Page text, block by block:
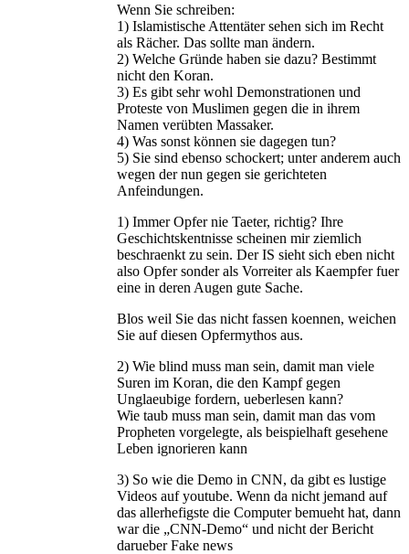
Wenn Sie schreiben:
1) Islamistische Attentäter sehen sich im Recht
als Rächer. Das sollte man ändern.
2) Welche Gründe haben sie dazu? Bestimmt
nicht den Koran.
3) Es gibt sehr wohl Demonstrationen und
Proteste von Muslimen gegen die in ihrem
Namen verübten Massaker.
4) Was sonst können sie dagegen tun?
5) Sie sind ebenso schockert; unter anderem auch
wegen der nun gegen sie gerichteten
Anfeindungen.
1) Immer Opfer nie Taeter, richtig? Ihre
Geschichtskentnisse scheinen mir ziemlich
beschraenkt zu sein. Der IS sieht sich eben nicht
also Opfer sonder als Vorreiter als Kaempfer fuer
eine in deren Augen gute Sache.
Blos weil Sie das nicht fassen koennen, weichen
Sie auf diesen Opfermythos aus.
2) Wie blind muss man sein, damit man viele
Suren im Koran, die den Kampf gegen
Unglaeubige fordern, ueberlesen kann?
Wie taub muss man sein, damit man das vom
Propheten vorgelegte, als beispielhaft gesehene
Leben ignorieren kann
3) So wie die Demo in CNN, da gibt es lustige
Videos auf youtube. Wenn da nicht jemand auf
das allerhefigste die Computer bemueht hat, dann
war die „CNN-Demo“ und nicht der Bericht
darueber Fake news